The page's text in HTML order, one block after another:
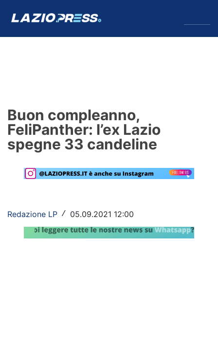
Formello
Infortuni
Primavera
Lazio Women
Rassegna Lazio
Buon compleanno,
FeliPanther: l’ex Lazio
spegne 33 candeline
Redazione LP / 05.09.2021 12:00